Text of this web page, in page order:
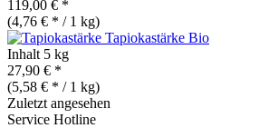
119,00 € *
(4,76 € * / 1 kg)
Tapiokastärke Bio
Inhalt 5 kg
27,90 € *
(5,58 € * / 1 kg)
Zuletzt angesehen
Service Hotline